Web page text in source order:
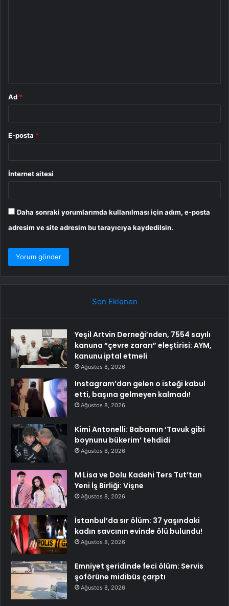
Ad *
E-posta *
İnternet sitesi
Daha sonraki yorumlarımda kullanılması için adım, e-posta
adresim ve site adresim bu tarayıcıya kaydedilsin.
Son Eklenen
Yeşil Artvin Derneği’nden, 7554 sayılı
kanuna “çevre zararı” eleştirisi: AYM,
kanunu iptal etmeli
Ağustos 8, 2026
Instagram’dan gelen o isteği kabul
etti, başına gelmeyen kalmadı!
Ağustos 8, 2026
Kimi Antonelli: Babamın ‘Tavuk gibi
boynunu bükerim’ tehdidi
Ağustos 8, 2026
M Lisa ve Dolu Kadehi Ters Tut’tan
Yeni İş Birliği: Vişne
Ağustos 8, 2026
İstanbul’da sır ölüm: 37 yaşındaki
kadın savcının evinde ölü bulundu!
Ağustos 8, 2026
Emniyet şeridinde feci ölüm: Servis
şoförüne midibüs çarptı
Ağustos 8, 2026